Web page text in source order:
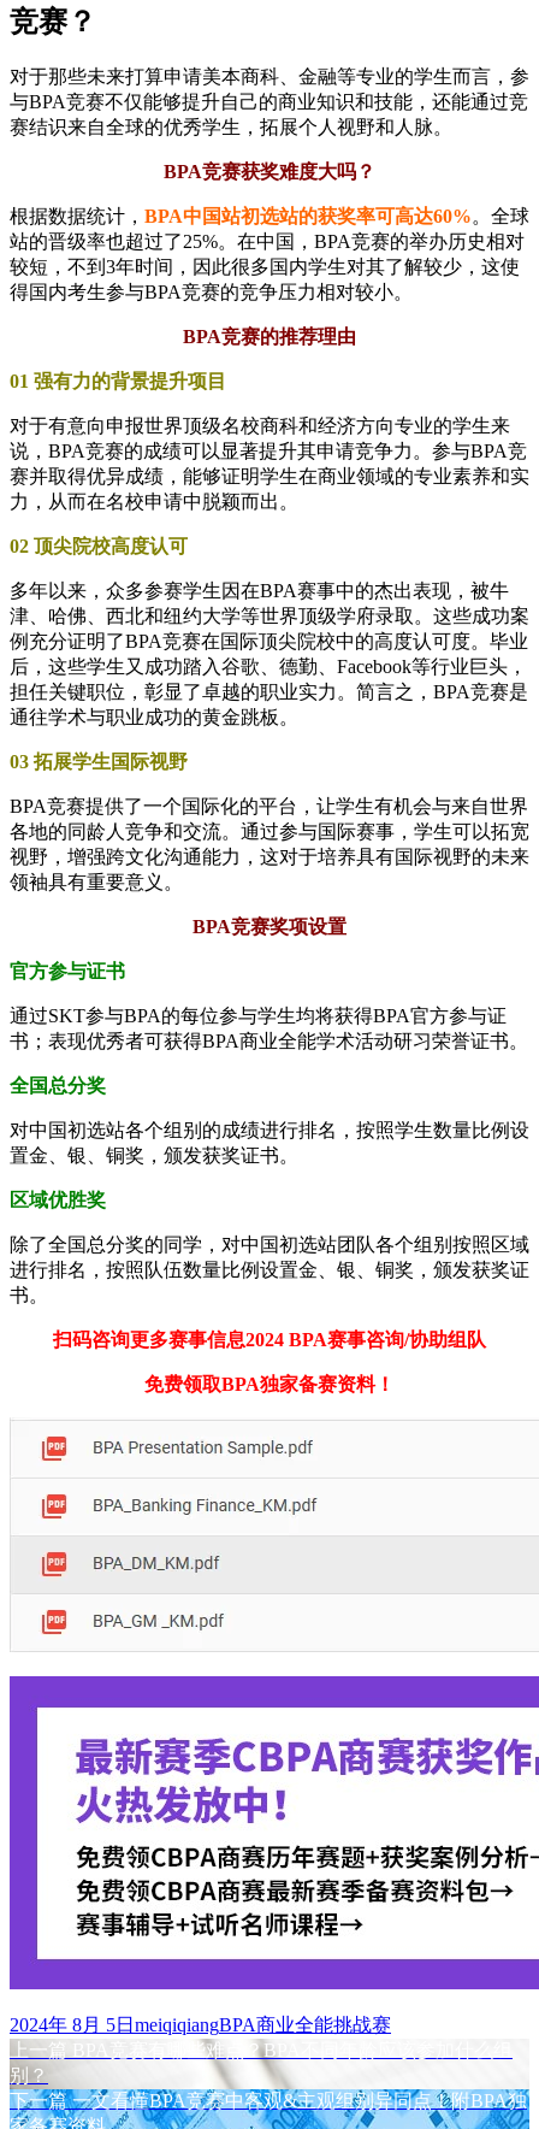
竞赛？
对于那些未来打算申请美本商科、金融等专业的学生而言，参
与BPA竞赛不仅能够提升自己的商业知识和技能，还能通过竞
赛结识来自全球的优秀学生，拓展个人视野和人脉。
BPA竞赛获奖难度大吗？
根据数据统计， BPA中国站初选站的获奖率可高达60%。全球
站的晋级率也超过了25%。在中国，BPA竞赛的举办历史相对
较短，不到3年时间，因此很多国内学生对其了解较少，这使
得国内考生参与BPA竞赛的竞争压力相对较小。
BPA竞赛的推荐理由
01 强有力的背景提升项目
对于有意向申报世界顶级名校商科和经济方向专业的学生来
说，BPA竞赛的成绩可以显著提升其申请竞争力。参与BPA竞
赛并取得优异成绩，能够证明学生在商业领域的专业素养和实
力，从而在名校申请中脱颖而出。
02 顶尖院校高度认可
多年以来，众多参赛学生因在BPA赛事中的杰出表现，被牛
津、哈佛、西北和纽约大学等世界顶级学府录取。这些成功案
例充分证明了BPA竞赛在国际顶尖院校中的高度认可度。毕业
后，这些学生又成功踏入谷歌、德勤、Facebook等行业巨头，
担任关键职位，彰显了卓越的职业实力。简言之，BPA竞赛是
通往学术与职业成功的黄金跳板。
03 拓展学生国际视野
BPA竞赛提供了一个国际化的平台，让学生有机会与来自世界
各地的同龄人竞争和交流。通过参与国际赛事，学生可以拓宽
视野，增强跨文化沟通能力，这对于培养具有国际视野的未来
领袖具有重要意义。
BPA竞赛奖项设置
官方参与证书
通过SKT参与BPA的每位参与学生均将获得BPA官方参与证
书；表现优秀者可获得BPA商业全能学术活动研习荣誉证书。
全国总分奖
对中国初选站各个组别的成绩进行排名，按照学生数量比例设
置金、银、铜奖，颁发获奖证书。
区域优胜奖
除了全国总分奖的同学，对中国初选站团队各个组别按照区域
进行排名，按照队伍数量比例设置金、银、铜奖，颁发获奖证
书。
扫码咨询更多赛事信息2024 BPA赛事咨询/协助组队
免费领取BPA独家备赛资料！
发
布
于
2024年 8月 5日 作
meiqiqiang标
签
BPA商业全能挑战赛
文
章
上一篇
上
文
章：
BPA竞赛有哪些难点？BPA不同年龄应该参加什么组
别？
下一篇下
篇
一文看懂BPA竞赛中客观&主观组别异同点！附BPA独